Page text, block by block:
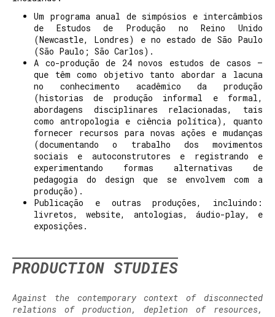
Um programa anual de simpósios e intercâmbios
de Estudos de Produção no Reino Unido
(Newcastle, Londres) e no estado de São Paulo
(São Paulo; São Carlos).
A co-produção de 24 novos estudos de casos –
que têm como objetivo tanto abordar a lacuna
no conhecimento acadêmico da produção
(historias de produção informal e formal,
abordagens disciplinares relacionadas, tais
como antropologia e ciência política), quanto
fornecer recursos para novas ações e mudanças
(documentando o trabalho dos movimentos
sociais e autoconstrutores e registrando e
experimentando formas alternativas de
pedagogia do design que se envolvem com a
produção).
Publicação e outras produções, incluindo:
livretos, website, antologias, áudio-play, e
exposições.
PRODUCTION STUDIES
Against the contemporary context of disconnected
relations of production, depletion of resources,